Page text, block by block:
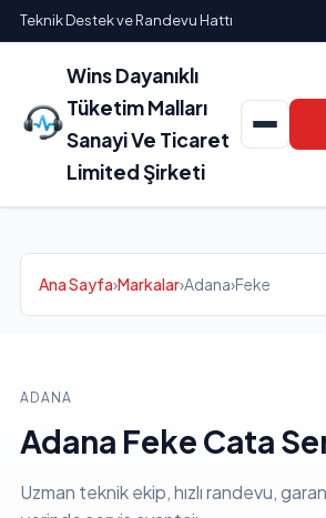
Teknik Destek ve Randevu Hattı
Wins Dayanıklı
Tüketim Malları
Sanayi Ve Ticaret
Limited Şirketi
Ana Sayfa›Markalar›Adana›Feke
ADANA
Adana Feke Cata
Uzman teknik ekip, hızlı randevu,